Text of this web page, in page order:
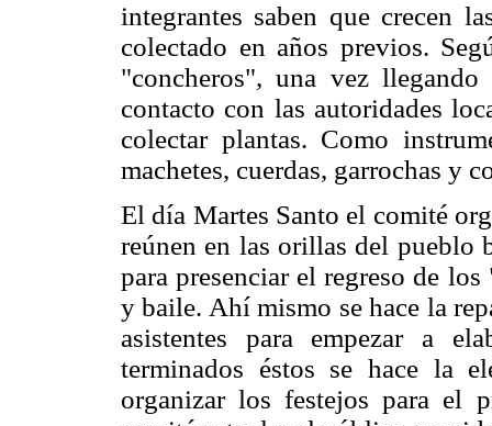
integrantes saben que crecen
colectado en años previos.
"concheros", una vez
contacto con las autoridades
colectar plantas. Como
machetes, cuerdas, garrochas y
El día Martes Santo el comité
reúnen en las orillas del pueblo
para presenciar el regreso de
y baile. Ahí mismo se hace la
asistentes para empezar a
terminados éstos se hace la
organizar los festejos para el